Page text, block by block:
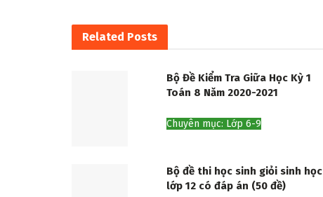
Related Posts
Bộ Đề Kiểm Tra Giữa Học Kỳ 1
Toán 8 Năm 2020-2021
Chuyên mục: Lớp 6-9
Bộ đề thi học sinh giỏi sinh học
lớp 12 có đáp án (50 đề)